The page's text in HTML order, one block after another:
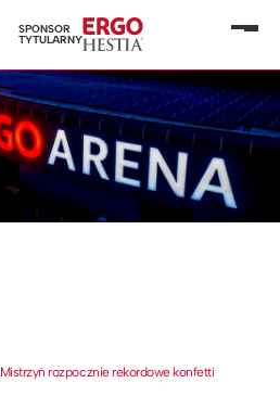
SPONSOR
TYTULARNY
rozpocznie rekordowe konfetti